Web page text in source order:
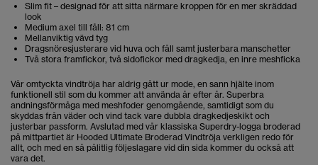
Slim fit – designad för att sitta närmare kroppen för en mer skräddad
look
Medium axel till fåll: 81 cm
Mellanviktig vävd tyg
Dragsnöresjusterare vid huva och fåll samt justerbara manschetter
Två stora framfickor, två sidofickor med dragkedja, en inre meshficka
Vår omtyckta vindtröja har aldrig gått ur mode, en sann hjälte inom
funktionell stil som du kommer att använda år efter år. Superbra
andningsförmåga med meshfoder genomgående, samtidigt som du
skyddas från väder och vind tack vare dubbla dragkedjeskikt och
justerbar passform. Avslutad med vår klassiska Superdry-logga broderad
på mittpartiet är Hooded Ultimate Broderad Vindtröja verkligen redo för
allt, och med en så pålitlig följeslagare vid din sida kommer du också att
vara det.